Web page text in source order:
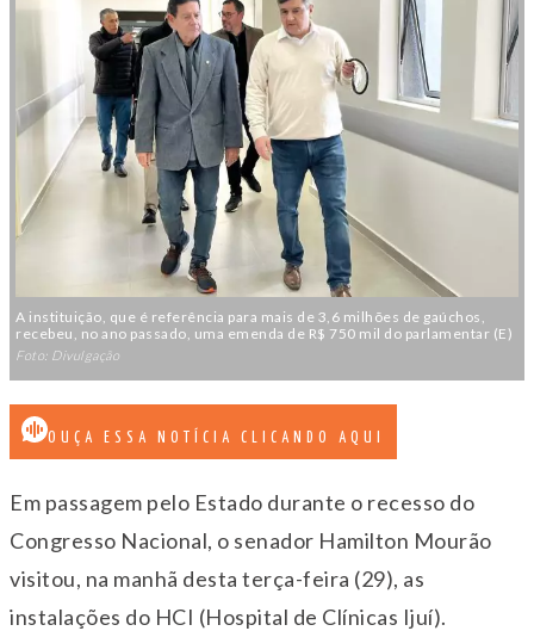
A instituição, que é referência para mais de 3,6 milhões de gaúchos,
recebeu, no ano passado, uma emenda de R$ 750 mil do parlamentar (E)
Foto: Divulgação
OUÇA ESSA NOTÍCIA CLICANDO AQUI
Em passagem pelo Estado durante o recesso do
Congresso Nacional, o senador Hamilton Mourão
visitou, na manhã desta terça-feira (29), as
instalações do HCI (Hospital de Clínicas Ijuí).